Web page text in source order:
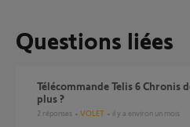
Questions liées
Télécommande Telis 6 Chronis descente volet ne marche
plus ?
2 réponses VOLET il y a environ un mois